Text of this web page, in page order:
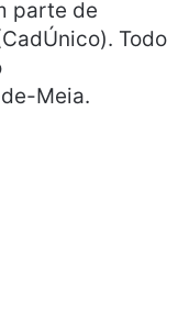
parte de
Todo
Meia.